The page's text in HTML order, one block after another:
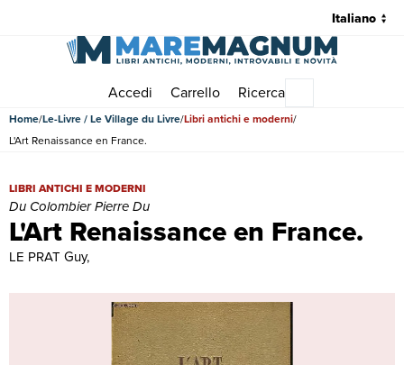
Accedi Carrello Ricerca
Home Le-Livre / Le Village du Livre Libri antichi e moderni
L'Art Renaissance en France.
L'Art Renaissance en France.
L'Art Renaissance en France. | Libri antichi e moderni | Du
LIBRI ANTICHI E MODERNI
Du Colombier Pierre Du
LE PRAT Guy,